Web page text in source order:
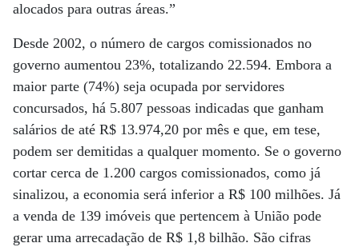
alocados para outras áreas.”
Desde 2002, o número de cargos comissionados no
governo aumentou 23%, totalizando 22.594. Embora a
maior parte (74%) seja ocupada por servidores
concursados, há 5.807 pessoas indicadas que ganham
salários de até R$ 13.974,20 por mês e que, em tese,
podem ser demitidas a qualquer momento. Se o governo
cortar cerca de 1.200 cargos comissionados, como já
sinalizou, a economia será inferior a R$ 100 milhões. Já
a venda de 139 imóveis que pertencem à União pode
gerar uma arrecadação de R$ 1,8 bilhão. São cifras